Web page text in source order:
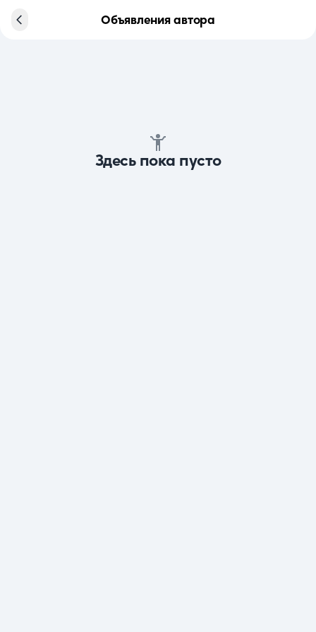
Объявления автора
Здесь пока пусто